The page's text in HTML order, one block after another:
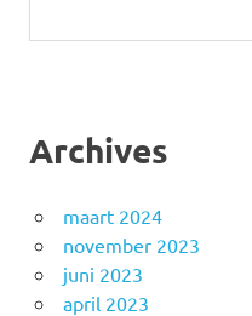
Archives
maart 2024
november 2023
juni 2023
april 2023